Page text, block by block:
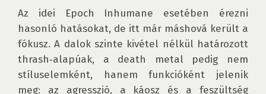
Az idei Epoch Inhumane esetében érezni
hasonló hatásokat, de itt már máshová került a
fókusz. A dalok szinte kivétel nélkül határozott
thrash‑alapúak, a death metal pedig nem
stíluselemként, hanem funkcióként jelenik
meg: az agresszió, a káosz és a feszültség